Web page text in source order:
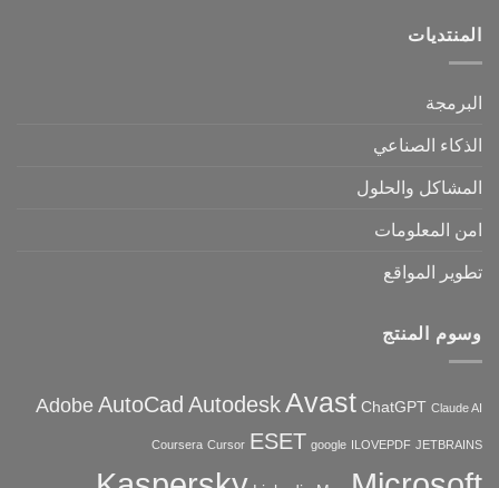
المنتديات
البرمجة
الذكاء الصناعي
المشاكل والحلول
امن المعلومات
تطوير المواقع
وسوم المنتج
Adobe AutoCad AutodeskAvast ChatGPT Claude AI
Coursera Cursor ESET google ILOVEPDF JETBRAINS